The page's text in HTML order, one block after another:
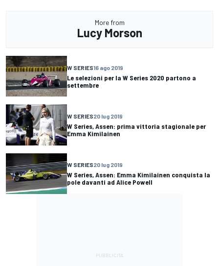
More from
Lucy Morson
W SERIES16 ago 2019
Le selezioni per la W Series 2020 partono a
settembre
W SERIES20 lug 2019
W Series, Assen: prima vittoria stagionale per
Emma Kimilainen
W SERIES20 lug 2019
W Series, Assen: Emma Kimilainen conquista la
pole davanti ad Alice Powell